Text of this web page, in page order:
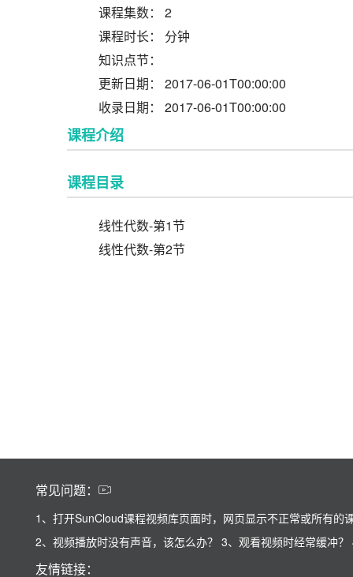
课程集数： 2
课程时长： 分钟
知识点节：
更新日期： 2017-06-01T00:00:00
收录日期： 2017-06-01T00:00:00
课程介绍
课程目录
线性代数-第1节
线性代数-第2节
常见问题：
1、打开SunCloud课程视频库页面时，网页显示不正常或所有的
2、视频播放时没有声音，该怎么办？ 3、观看视频时经常缓冲？
友情链接：